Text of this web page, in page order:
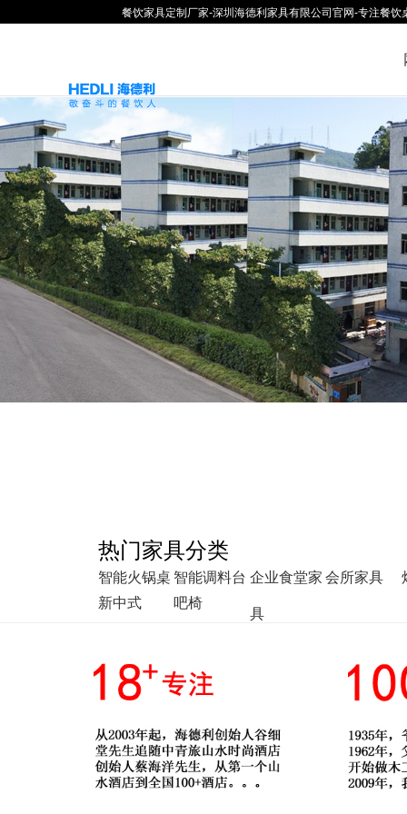
餐饮家具定制厂家-深圳海德利家具有限公司官网-专注餐饮
热门家具分类
智能火锅桌 智能调料台 企业食堂家
具
会所家具
新中式
吧椅